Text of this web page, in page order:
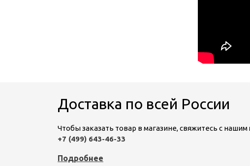
Доставка по всей России
Чтобы заказать товар в магазине, свяжитесь с
+7 (499) 643-46-33
Подробнее